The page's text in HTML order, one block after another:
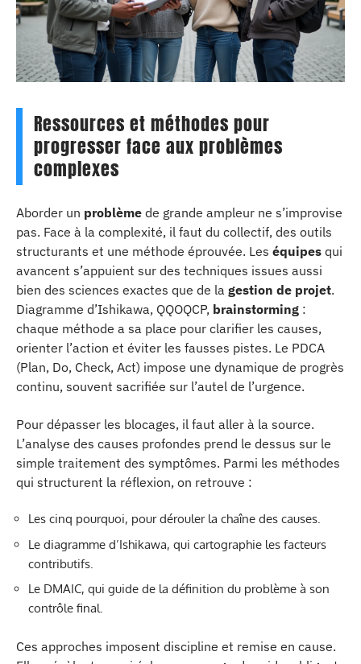
Ressources et méthodes pour
progresser face aux problèmes
complexes
Aborder un problème de grande ampleur ne s’improvise
pas. Face à la complexité, il faut du collectif, des outils
structurants et une méthode éprouvée. Les équipes qui
avancent s’appuient sur des techniques issues aussi
bien des sciences exactes que de la gestion de projet.
Diagramme d’Ishikawa, QQOQCP, brainstorming :
chaque méthode a sa place pour clarifier les causes,
orienter l’action et éviter les fausses pistes. Le PDCA
(Plan, Do, Check, Act) impose une dynamique de progrès
continu, souvent sacrifiée sur l’autel de l’urgence.
Pour dépasser les blocages, il faut aller à la source.
L’analyse des causes profondes prend le dessus sur le
simple traitement des symptômes. Parmi les méthodes
qui structurent la réflexion, on retrouve :
Les cinq pourquoi, pour dérouler la chaîne des causes.
Le diagramme d’Ishikawa, qui cartographie les facteurs
contributifs.
Le DMAIC, qui guide de la définition du problème à son
contrôle final.
Ces approches imposent discipline et remise en cause.